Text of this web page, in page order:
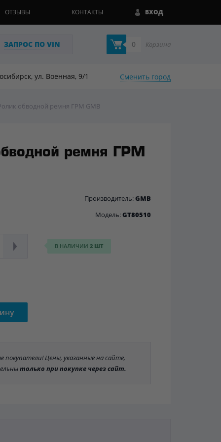
ВХОД
ОТЗЫВЫ КОНТАКТЫ
ЗАПРОС ПО VIN 0 Корзина
ул. Военная, 9/1 Сменить город
обводной ремня ГРМ GMB
ремня ГРМ
Производитель:GMB
Модель:GT80510
В НАЛИЧИИ 2 ШТ
покупатели! Цены, указанные на сайте,
только при покупке через сайт.